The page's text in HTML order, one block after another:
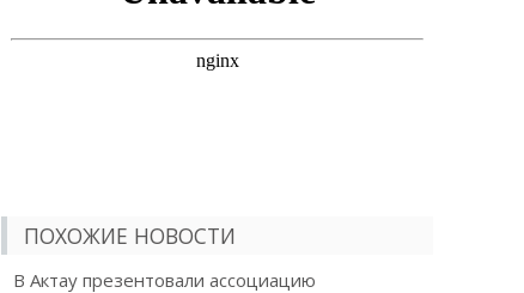
ПОХОЖИЕ НОВОСТИ
В Актау презентовали ассоциацию